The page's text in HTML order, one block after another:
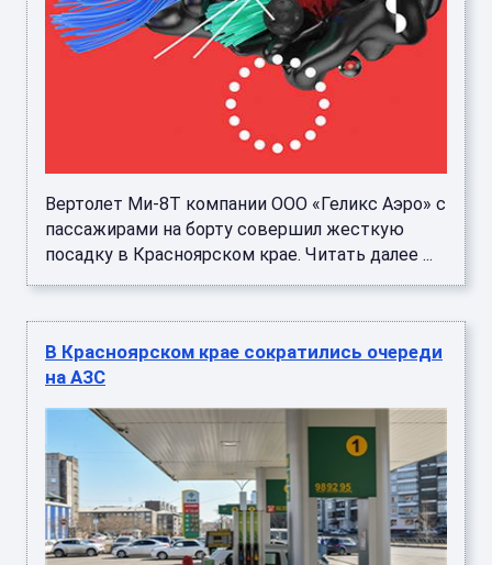
Вертолет Ми-8Т компании ООО «Геликс Аэро» с
пассажирами на борту совершил жесткую
посадку в Красноярском крае. Читать далее ...
В Красноярском крае сократились очереди
на АЗС